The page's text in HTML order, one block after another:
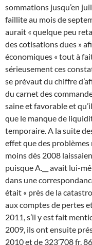
sommations jusqu’en
faillite au mois de
aurait « quelque peu
des cotisations dues »
économiques « tout à
sérieusement ces
se prévaut du chiffre
du carnet des
saine et favorable et
que le manque de
temporaire. A la suite
effet que des
moins dès 2008
puisque A.__ avait lui-
dans une
était « près de la
aux comptes de pertes
2011, s’il y est fait
2009, ils ont ensuite
2010 et de 323’708 fr.